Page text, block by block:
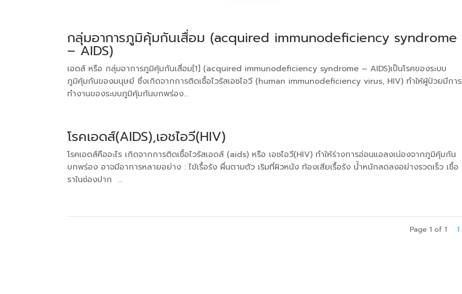
กลุ่มอาการภูมิคุ้มกันเสื่อม (acquired immunodeficiency syndrome
– AIDS)
เอดส์ หรือ กลุ่มอาการภูมิคุ้มกันเสื่อม[1] (acquired immunodeficiency syndrome – AIDS)เป็นโรคของระบบ
ภูมิคุ้มกันของมนุษย์ ซึ่งเกิดจากการติดเชื้อไวรัสเอชไอวี (human immunodeficiency virus, HIV) ทำให้ผู้ป่วยมีการ
ทำงานของระบบภูมิคุ้มกันบกพร่อง...
โรคเอดส์(AIDS),เอชไอวี(HIV)
โรคเอดส์คืออะไร เกิดจากการติดเชื้อไวรัสเอดส์ (aids) หรือ เอชไอวี(HIV) ทำให้ร่างการอ่อนแอลงเน่องจากภูมิคุ้มกัน
บกพร่อง อาจมีอาการหลายอย่าง : ไข้เรื้อรัง ผื่นตามตัว เริมที่ผิวหนัง ท้องเสียเรื้อรัง น้ำหนักลดลงอย่างรวดเร็ว เชื้อ
ราในช่องปาก ...
Page 1 of 1 1